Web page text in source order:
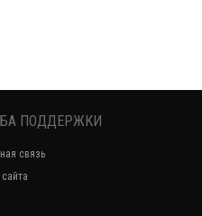
ПОДДЕРЖКИ
связь